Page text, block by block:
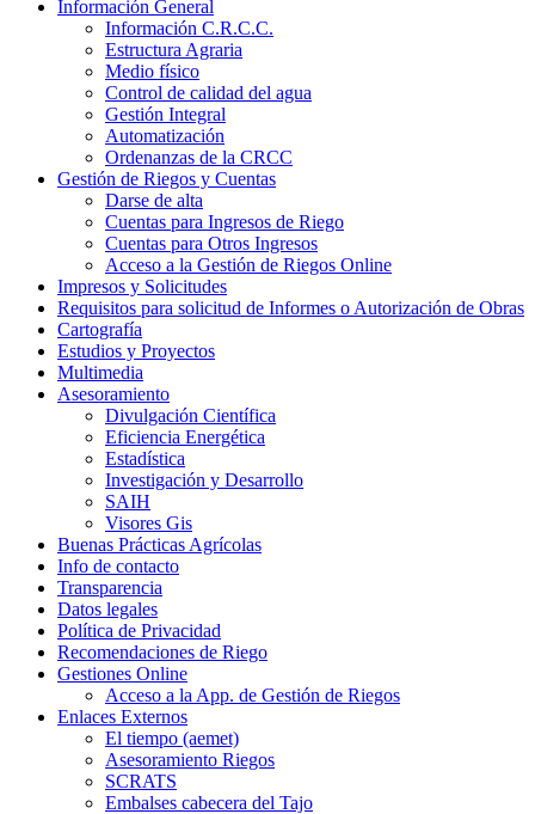
Información General
Información C.R.C.C.
Estructura Agraria
Medio físico
Control de calidad del agua
Gestión Integral
Automatización
Ordenanzas de la CRCC
Gestión de Riegos y Cuentas
Darse de alta
Cuentas para Ingresos de Riego
Cuentas para Otros Ingresos
Acceso a la Gestión de Riegos Online
Impresos y Solicitudes
Requisitos para solicitud de Informes o Autorización de Obras
Cartografía
Estudios y Proyectos
Multimedia
Asesoramiento
Divulgación Científica
Eficiencia Energética
Estadística
Investigación y Desarrollo
SAIH
Visores Gis
Buenas Prácticas Agrícolas
Info de contacto
Transparencia
Datos legales
Política de Privacidad
Recomendaciones de Riego
Gestiones Online
Acceso a la App. de Gestión de Riegos
Enlaces Externos
El tiempo (aemet)
Asesoramiento Riegos
SCRATS
Embalses cabecera del Tajo